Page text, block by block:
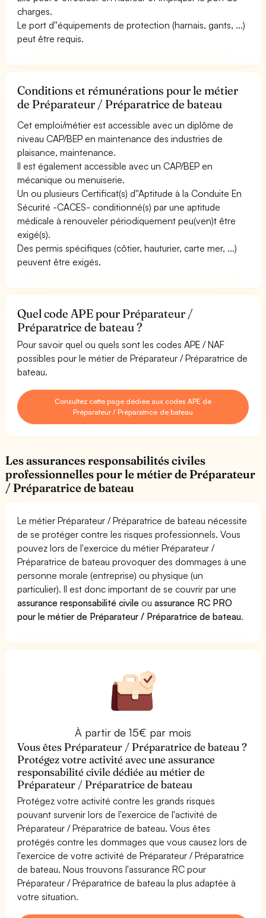
charges.
Le port d''équipements de protection (harnais, gants, ...)
peut être requis.
Conditions et rémunérations pour le métier
de Préparateur / Préparatrice de bateau
Cet emploi/métier est accessible avec un diplôme de
niveau CAP/BEP en maintenance des industries de
plaisance, maintenance.
Il est également accessible avec un CAP/BEP en
mécanique ou menuiserie.
Un ou plusieurs Certificat(s) d''Aptitude à la Conduite En
Sécurité -CACES- conditionné(s) par une aptitude
médicale à renouveler périodiquement peu(ven)t être
exigé(s).
Des permis spécifiques (côtier, hauturier, carte mer, ...)
peuvent être exigés.
Quel code APE pour Préparateur /
Préparatrice de bateau ?
Pour savoir quel ou quels sont les codes APE / NAF
possibles pour le métier de Préparateur / Préparatrice de
bateau.
Consultez cette page dédiée aux codes APE de
Préparateur / Préparatrice de bateau
Les assurances responsabilités civiles
professionnelles pour le métier de Préparateur
/ Préparatrice de bateau
Le métier Préparateur / Préparatrice de bateau nécessite
de se protéger contre les risques professionnels. Vous
pouvez lors de l'exercice du métier Préparateur /
Préparatrice de bateau provoquer des dommages à une
personne morale (entreprise) ou physique (un
particulier). Il est donc important de se couvrir par une
assurance responsabilité civile ouassurance RC PRO
pour le métier de Préparateur / Préparatrice de bateau.
À partir de 15€ par mois
Vous êtes Préparateur / Préparatrice de bateau ?
Protégez votre activité avec une assurance
responsabilité civile dédiée au métier de
Préparateur / Préparatrice de bateau
Protégez votre activité contre les grands risques
pouvant survenir lors de l'exercice de l'activité de
Préparateur / Préparatrice de bateau. Vous êtes
protégés contre les dommages que vous causez lors de
l'exercice de votre activité de Préparateur / Préparatrice
de bateau. Nous trouvons l'assurance RC pour
Préparateur / Préparatrice de bateau la plus adaptée à
votre situation.